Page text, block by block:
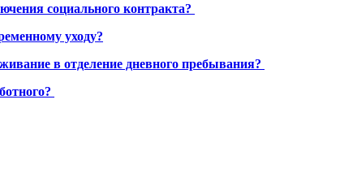
социального контракта?
уходу?
в отделение дневного пребывания?